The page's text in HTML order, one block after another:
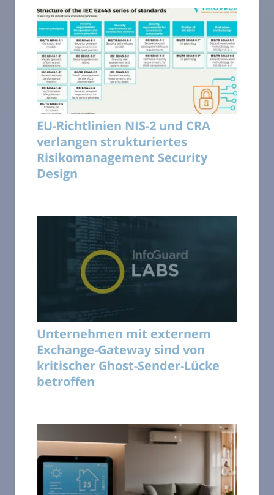
EU-Richtlinien NIS-2 und CRA
verlangen strukturiertes
Risikomanagement Security
Design
Unternehmen mit externem
Exchange-Gateway sind von
kritischer Ghost-Sender-Lücke
betroffen